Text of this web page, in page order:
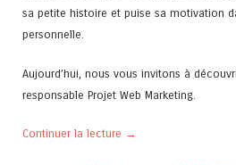
sa petite histoire et puise sa motivation
personnelle.
Aujourd’hui, nous vous invitons à
responsable Projet Web Marketing.
Continuer la lecture →